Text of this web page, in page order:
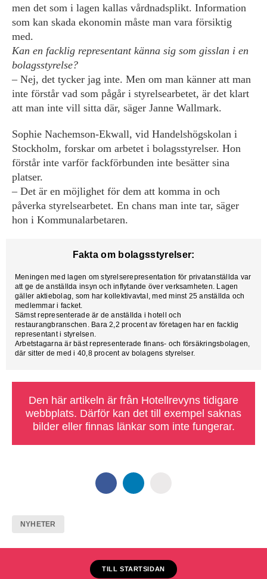
men det som i lagen kallas vårdnadsplikt. Information
som kan skada ekonomin måste man vara försiktig
med.
Kan en facklig representant känna sig som gisslan i en
bolagsstyrelse?
– Nej, det tycker jag inte. Men om man känner att man
inte förstår vad som pågår i styrelsearbetet, är det klart
att man inte vill sitta där, säger Janne Wallmark.
Sophie Nachemson-Ekwall, vid Handelshögskolan i
Stockholm, forskar om arbetet i bolagsstyrelser. Hon
förstår inte varför fackförbunden inte besätter sina
platser.
– Det är en möjlighet för dem att komma in och
påverka styrelsearbetet. En chans man inte tar, säger
hon i Kommunalarbetaren.
Fakta om bolagsstyrelser:
Meningen med lagen om styrelserepresentation för privatanställda var
att ge de anställda insyn och inflytande över verksamheten. Lagen
gäller aktiebolag, som har kollektivavtal, med minst 25 anställda och
medlemmar i facket.
Sämst representerade är de anställda i hotell och
restaurangbranschen. Bara 2,2 procent av företagen har en facklig
representant i styrelsen.
Arbetstagarna är bäst representerade finans- och försäkringsbolagen,
där sitter de med i 40,8 procent av bolagens styrelser.
Den här artikeln är från Hotellrevyns tidigare
webbplats. Därför kan det till exempel saknas
bilder eller finnas länkar som inte fungerar.
NYHETER
TILL STARTSIDAN